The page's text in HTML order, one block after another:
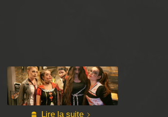
Lire la suite